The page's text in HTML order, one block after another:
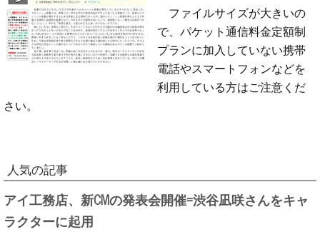
ファイルサイズが大きいの
で、パケット通信料金定額制
プランに加入していない携帯
電話やスマートフォンなどを
利用している方はご注意くだ
さい。
人気の記事
アイ工務店、新CMの発表会開催=渋谷凪咲さんをキャ
ラクターに起用